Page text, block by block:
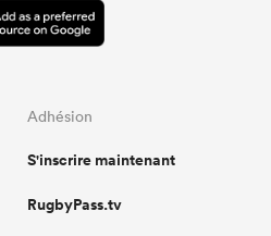
Adhésion
S'inscrire maintenant
RugbyPass.tv